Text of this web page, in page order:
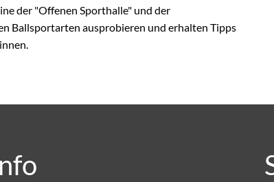
der "Offenen Sporthalle" und der
Ballsportarten ausprobieren und erhalten Tipps